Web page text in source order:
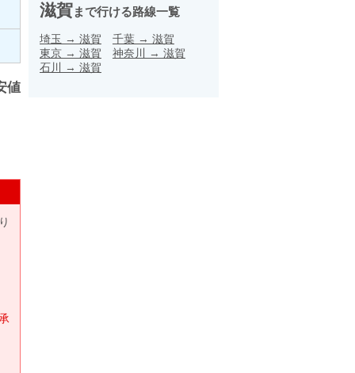
値
滋賀まで行ける路線一覧
埼玉 → 滋賀 千葉 → 滋賀
東京 → 滋賀 神奈川 → 滋賀
石川
→ 滋賀